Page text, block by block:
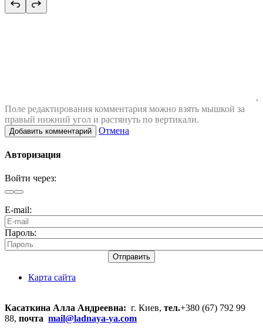
Поле редактирования комментария можно взять мышкой за
правый нижний угол и растянуть по вертикали.
Добавить комментарий Отмена
Авторизация
Войти через:
E-mail:
Пароль:
Отправить
Карта сайта
Касаткина Алла Андреевна: г. Киев, тел.+380 (67) 792 99
88, почта mail@ladnaya-ya.com